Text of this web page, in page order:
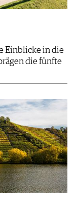
Einblicke in die
die fünfte